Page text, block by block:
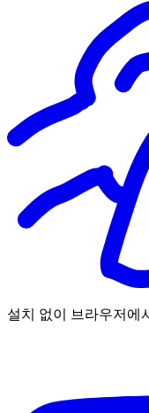
설치 없이 브라우저에